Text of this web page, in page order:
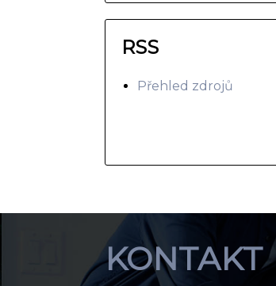
RSS
Přehled zdrojů
KONTAKT